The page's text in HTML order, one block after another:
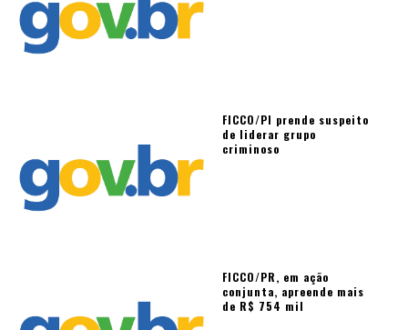
FICCO/PI prende suspeito
de liderar grupo
criminoso
FICCO/PR, em ação
conjunta, apreende mais
de R$ 754 mil